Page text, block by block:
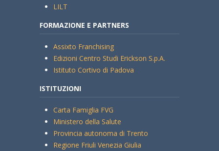
LILT
FORMAZIONE E PARTNERS
Assixto Franchising
Edizioni Centro Studi Erickson S.p.A.
Istituto Cortivo di Padova
ISTITUZIONI
Carta Famiglia FVG
Ministero della Salute
Provincia autonoma di Trento
Regione Friuli Venezia Giulia